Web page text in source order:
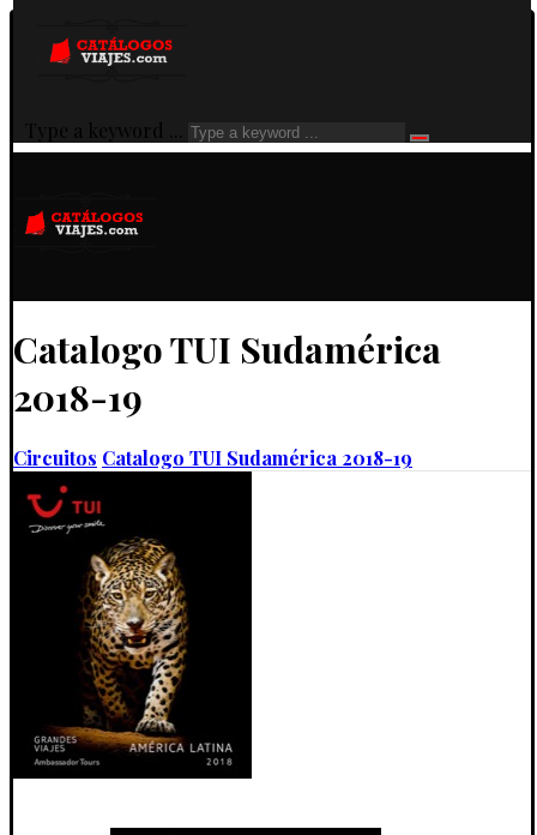
Type a keyword ...
Catalogo TUI Sudamérica
2018-19
Circuitos Catalogo TUI Sudamérica 2018-19